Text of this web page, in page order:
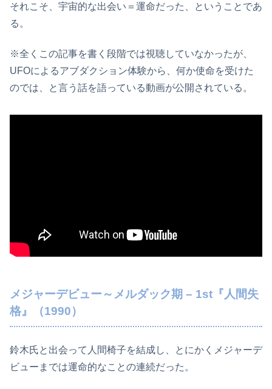
それこそ、宇宙的な出会い＝運命だった、ということであ
る。
※全くこの記事を書く段階では視聴していなかったが、
UFOによるアブダクション体験から、何か使命を受けた
のでは、と言う話を語っている動画が公開されている。
メジャーデビュー～メルダック期 – 1st『人間失
格』（1990）
鈴木氏と出会って人間椅子を結成し、とにかくメジャーデ
ビューまでは運命的なことの連続だった。